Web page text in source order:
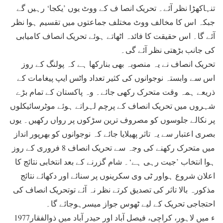
تنہاکھڑا نظر آئے۔ تحریک انصا ف کے ووٹ یوں ’یکجا‘ رہیں گے
جبکہ اس کا مخالف ووٹ مختلف جماعتوں میں تقسیم ہوا نظر
آئے گا۔ اس حقیقت کا فائدہ اٹھاتے ہوئے تحریک انصاف کامیابی
کی جانب بڑھتی نظر آئے گی۔
تحریک انصاف نے یہ منصوبہ بھی بنارکھا ہے کہ پولنگ کے روز
اس سے وابستہ نوجوانوں کی کثیر تعداد واٹس ایپ پیغامات کے
ذریعے ہمہ وقت متحرک رکھی جائے۔ وہ پاکستان کے تمام بڑے
شہروں میں تحریک انصاف کے پرچم لہراتے ہوئے موٹرسائیکلوں
پر نکالے جلوسوں کو مصروف ترین سڑکوں پر رواں رکھیں۔ یوں
بصری اعتبار سے یہ تاثر پھیلایا جائے کہ نوجوانوں کو بھرپور انداز
میں متحرک رکھنے کی وجہ سے تحریک انصاف 8 فروری کے روز
ہوا انتخاب ’جیت رہی ہے‘۔ شام گزرنے کے بعد انتخابی نتائج کا
اعلان شروع ہواور ٹی وی سکرینوں پر سنائے اور دکھائے نتائج
مذکورہ بالا تاثر کی تصدیق کرتے نظر نہ آئے توتحریک انصاف کی
احتجاجی تحریک کے لیے ٹھوس جواز میسرہوجائے گا۔
1977ء میں لاہور، کراچی، فیصل آباد اور حیدر آباد میں ذوالفقار